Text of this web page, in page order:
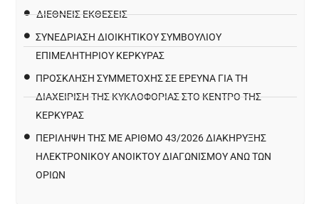
ΔΙΕΘΝΕΙΣ ΕΚΘΕΣΕΙΣ
ΣΥΝΕΔΡΙΑΣΗ ΔΙΟΙΚΗΤΙΚΟΥ ΣΥΜΒΟΥΛΙΟΥ
ΕΠΙΜΕΛΗΤΗΡΙΟΥ ΚΕΡΚΥΡΑΣ
ΠΡΌΣΚΛΗΣΗ ΣΥΜΜΕΤΟΧΉΣ ΣΕ ΈΡΕΥΝΑ ΓΙΑ ΤΗ
ΔΙΑΧΕΊΡΙΣΗ ΤΗΣ ΚΥΚΛΟΦΟΡΊΑΣ ΣΤΟ ΚΈΝΤΡΟ ΤΗΣ
ΚΈΡΚΥΡΑΣ
ΠΕΡΙΛΗΨΗ ΤΗΣ ΜΕ ΑΡΙΘΜΟ 43/2026 ΔΙΑΚΗΡΥΞΗΣ
ΗΛΕΚΤΡΟΝΙΚΟΥ ΑΝΟΙΚΤΟΥ ΔΙΑΓΩΝΙΣΜΟΥ ΑΝΩ ΤΩΝ
ΟΡΙΩΝ